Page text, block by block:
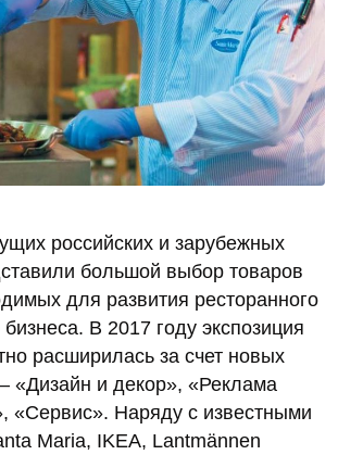
российских и зарубежных
большой выбор товаров
для развития ресторанного
бизнеса. В 2017 году экспозиция
расширилась за счет новых
«Дизайн и декор», «Реклама
«Сервис». Наряду с известными
Maria, IKEA, Lantmännen